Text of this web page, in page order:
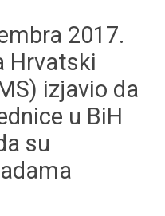
2017.
Hrvatski
izjavio da
u BiH
su